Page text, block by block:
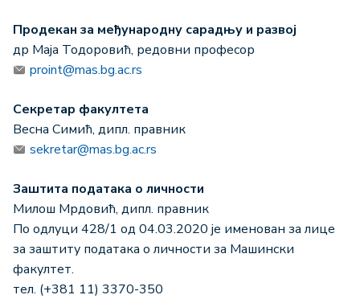
Продекан за међународну сарадњу и развој
др Маја Тодоровић, редовни професор
proint@mas.bg.ac.rs
Секретар факултета
Весна Симић, дипл. правник
sekretar@mas.bg.ac.rs
Заштита података о личности
Милош Мрдовић, дипл. правник
По одлуци 428/1 од 04.03.2020 је именован за лице
за заштиту података о личности за Машински
факултет.
тел. (+381 11) 3370-350